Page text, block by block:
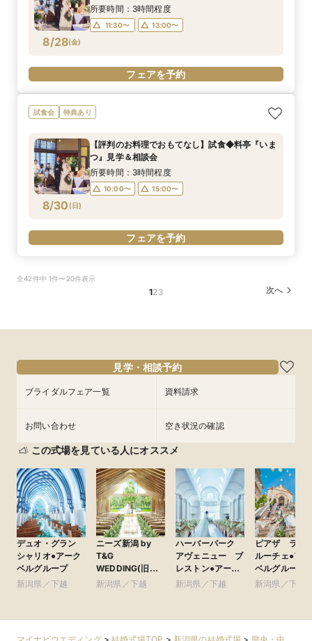
8/28(金)
所要時間：3時間程度
11:30〜 13:00〜
フェアを予約
試食会 特典あり
8/30 (日)
【評判のお料理でおもてなし】試食◆料亭『いま
つ』見学＆相談会
所要時間：3時間程度
10:00〜 15:00〜
フェアを予約
全42件中 1件〜20件表示
123 次へ
見学・相談予約
ブライダルフェア一覧 資料請求
お問い合わせ 空き状況の確認
この式場を見ている人にオススメ
デュオ・グラン
シャリオ●アーク
ベルグループ
新潟県／下越
ニーズ新潟 by
T&G
WEDDING(旧
アーククラブ迎賓
新潟県／下越
ハーバーパーク
アヴェニュー ブ
レストン●アーク
ベルグループ
新潟県／下越
ピアザ ラ
ルーチェ●ア
ベルグループ
新潟県／下越